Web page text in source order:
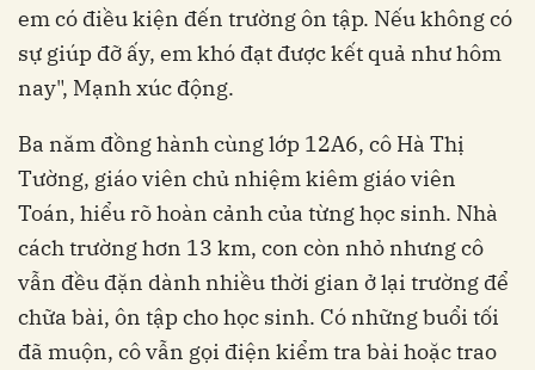
em có điều kiện đến trường ôn tập. Nếu không có
sự giúp đỡ ấy, em khó đạt được kết quả như hôm
nay", Mạnh xúc động.
Ba năm đồng hành cùng lớp 12A6, cô Hà Thị
Tường, giáo viên chủ nhiệm kiêm giáo viên
Toán, hiểu rõ hoàn cảnh của từng học sinh. Nhà
cách trường hơn 13 km, con còn nhỏ nhưng cô
vẫn đều đặn dành nhiều thời gian ở lại trường để
chữa bài, ôn tập cho học sinh. Có những buổi tối
đã muộn, cô vẫn gọi điện kiểm tra bài hoặc trao